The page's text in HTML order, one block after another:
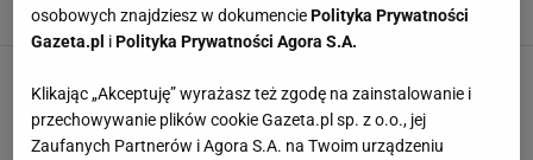
kf,17 SIERPNIA 2020, 12:29
Piotr Majchrzak, 18 LIPCA 2017, 18:47
osobowych znajdziesz w dokumenciePolityka Prywatności
Gazeta.pl iPolityka Prywatności Agora S.A.
Klikając „Akceptuję” wyrażasz też zgodę na zainstalowanie i
przechowywanie plików cookie Gazeta.pl sp. z o.o., jej
Zaufanych Partnerów i Agora S.A. na Twoim urządzeniu